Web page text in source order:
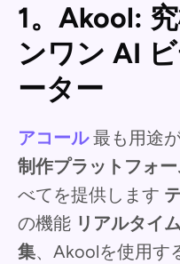
1。Akool:
ンワン AI
ーター
アコール最も用途
制作プラットフォ
べてを提供します
の機能 リアルタイ
集、Akoolを使用す